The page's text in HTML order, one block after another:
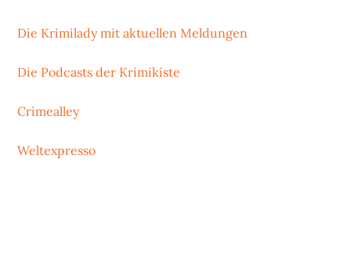
Die Krimilady mit aktuellen Meldungen
Die Podcasts der Krimikiste
Crimealley
Weltexpresso